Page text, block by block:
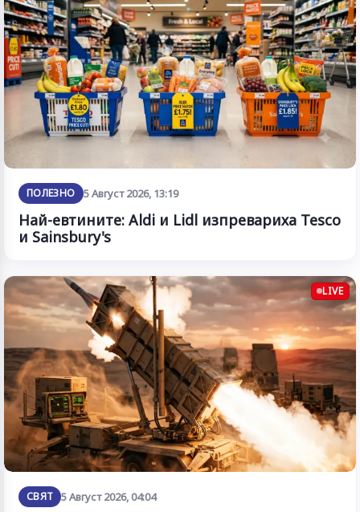
ПОЛЕЗНО 5 Август 2026, 13:19
Най-евтините: Aldi и Lidl изпревариха Tesco
и Sainsbury's
LIVE
СВЯТ 5 Август 2026, 04:04